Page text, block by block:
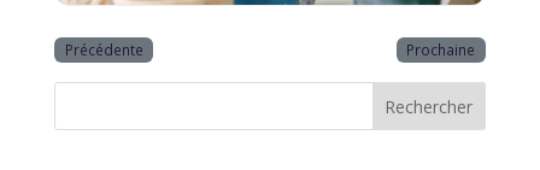
Précédente Prochaine
Rechercher